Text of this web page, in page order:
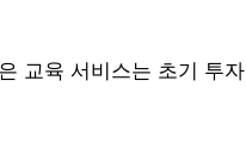
교육 서비스는 초기 투자